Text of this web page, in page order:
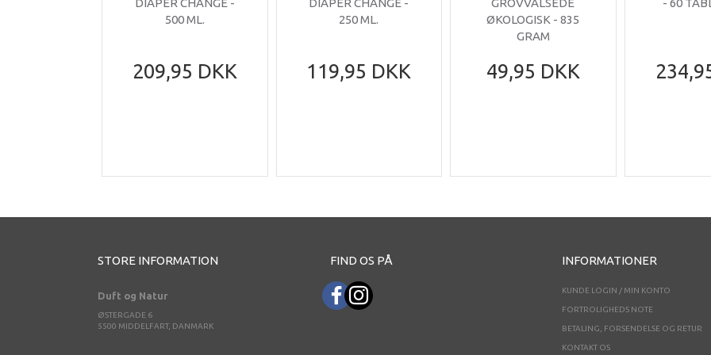
500 ML.
209,95 DKK
250 ML.
119,95 DKK
ØKOLOGISK - 835
GRAM
49,95 DKK
STORE INFORMATION
Duft og Natur
ØSTERGADE 6
5500 MIDDELFART, DANMARK
FIND OS PÅ INFORMATIONER
KUNDE LOGIN / MIN KONTO
FORTROLIGHEDS NOTE
BETALING, FORSENDELSE OG RETUR
KONTAKT OS